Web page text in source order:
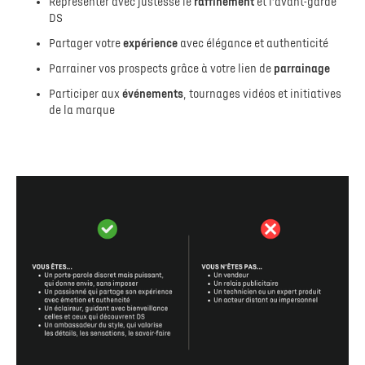
DS
Partager votre expérience avec élégance et authenticité
Parrainer vos prospects grâce à votre lien de parrainage
Participer aux événements, tournages vidéos et initiatives
de la marque